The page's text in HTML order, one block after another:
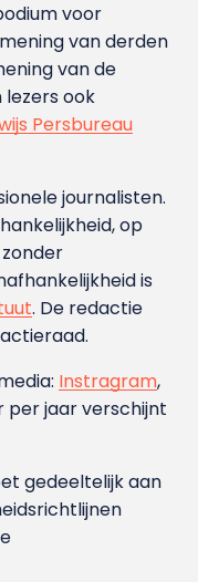
voor
van derden
van de
ook
Persbureau
journalisten.
op
is
. De redactie
Instragram,
per jaar verschijnt
gedeeltelijk aan